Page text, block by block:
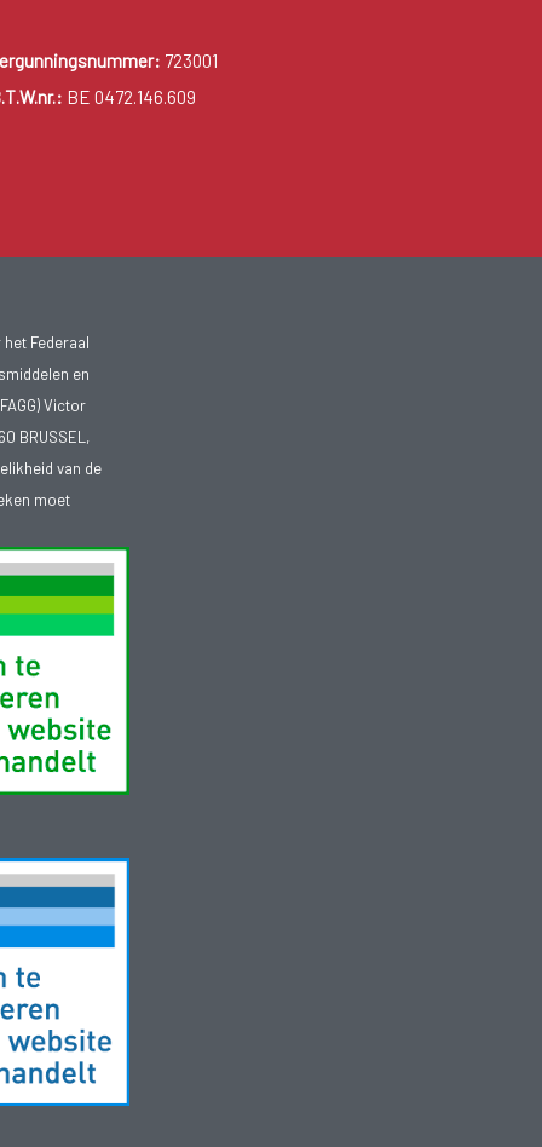
723001
BE 0472.146.609
Federaal
en
Victor
BRUSSEL,
van de
moet